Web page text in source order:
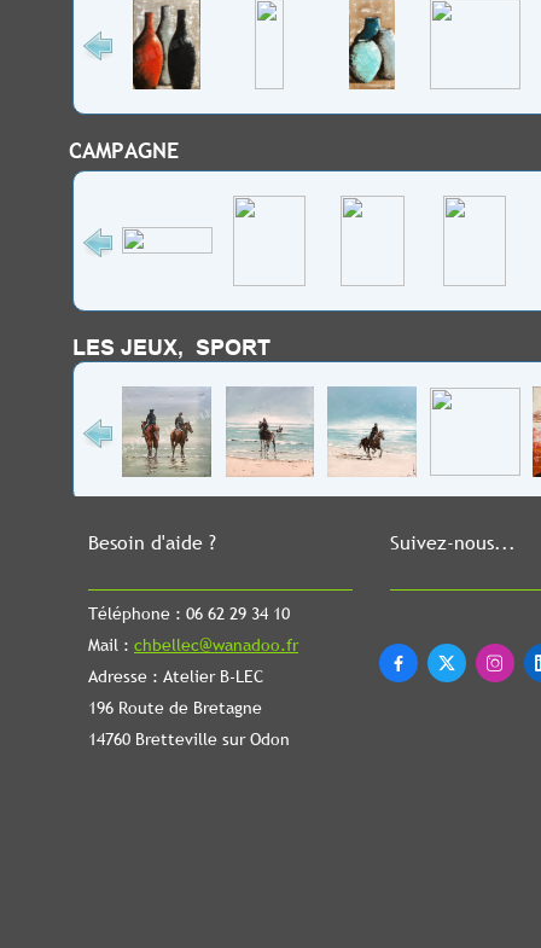
Besoin d'aide ?
Téléphone : 06 62 29 34 10
Mail : chbellec@wanadoo.fr
Adresse : Atelier B-LEC
196 Route de Bretagne
14760 Bretteville sur Odon
Suivez-nous...
  
CAMPAGNE
LES JEUX, SPORT